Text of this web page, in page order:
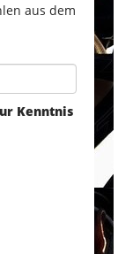
aus dem
Kenntnis